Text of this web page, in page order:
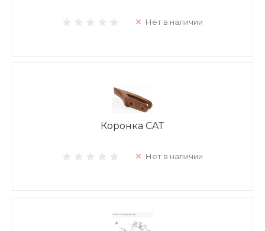
Нет в наличии
Коронка CAT
Нет в наличии